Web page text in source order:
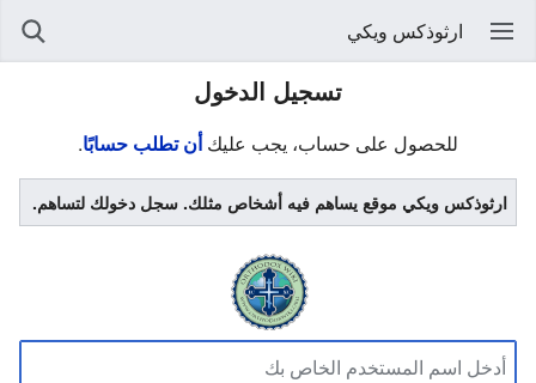
ارثوذكس ويكي
تسجيل الدخول
للحصول على حساب، يجب عليكأن تطلب حسابًا.
ارثوذكس ويكي موقع يساهم فيه أشخاص مثلك. سجل دخولك لتساهم.